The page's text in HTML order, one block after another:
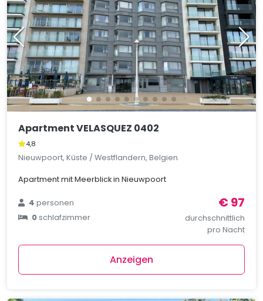
Apartment VELASQUEZ 0402
4,8
Nieuwpoort, Küste / Westflandern, Belgien
Apartment mit Meerblick in Nieuwpoort
4personen
0schlafzimmer
€ 97
durchschnittlich
pro Nacht
Anzeigen